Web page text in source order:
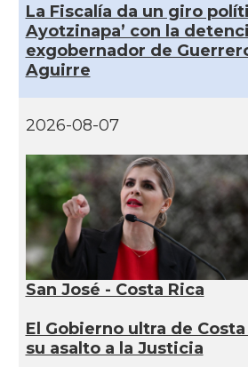
La Fiscalía da un giro
Ayotzinapa’ con la
exgobernador de
Aguirre
2026-08-07
San José - Costa Rica
El Gobierno ultra de
su asalto a la Justicia